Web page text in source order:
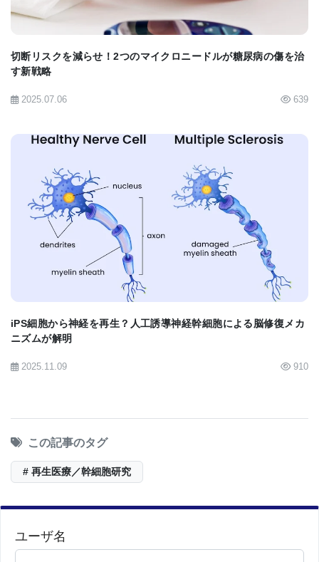
切断リスクを減らせ！2つのマイクロニードルが糖尿病の傷を治
す新戦略
2025.07.06 639
BIOMARKET JP
iPS細胞から神経を再生？人工誘導神経幹細胞による脳修復メカ
ニズムが解明
2025.11.09 910
この記事のタグ
# 再生医療／幹細胞研究
ユーザ名